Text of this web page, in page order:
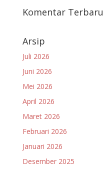
Komentar Terbaru
Arsip
Juli 2026
Juni 2026
Mei 2026
April 2026
Maret 2026
Februari 2026
Januari 2026
Desember 2025